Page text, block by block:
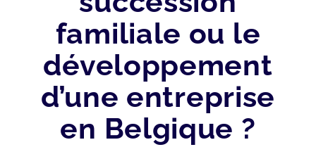
familiale ou le
développement
d’une entreprise
en Belgique ?